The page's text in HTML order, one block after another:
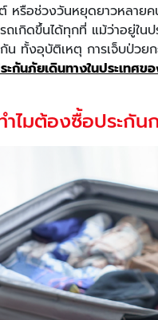
หรือช่วงวันหยุดยาวหลาย
เกิดขึ้นได้ทุกที่ แม้ว่าอยู่ในป
กัน ทั้งอุบัติเหตุ การเจ็บป่
กันภัยเดินทางในประเทศขอ
มต้องซื้อประกันก